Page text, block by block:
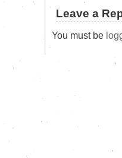
Leave a
You must be